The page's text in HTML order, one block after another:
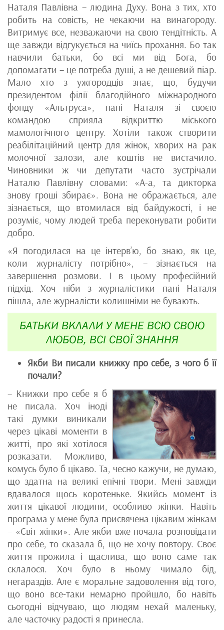
Наталя Павлівна – людина Духу. Вона з тих, хто
робить на совість, не чекаючи на винагороду.
Витримує все, незважаючи на свою тендітність. А
ще завжди відгукується на чиїсь прохання. Бо так
навчили батьки, бо всі ми від Бога, бо
допомагати – це потреба душі, а не дешевий піар.
Мало хто з ужгородців знає, що, будучи
президентом філії благодійного міжнародного
фонду «Альтруса», пані Наталя зі своєю
командою сприяла відкриттю міського
мамологічного центру. Хотіли також створити
реабілітаційний центр для жінок, хворих на рак
молочної залози, але коштів не вистачило.
Чиновники ж чи депутати часто зустрічали
Наталю Павлівну словами: «А-а, та дикторка
знову гроші збирає». Вона не ображається, але
зізнається, що втомилася від байдужості, і не
розуміє, чому людей треба переконувати робити
добро.
«Я погодилася на це інтерв’ю, бо знаю, як це,
коли журналісту потрібно», – зізнається на
завершення розмови. І в цьому професійний
підхід. Хоч ніби з журналістики пані Наталя
пішла, але журналісти колишніми не бувають.
БАТЬКИ ВКЛАЛИ У МЕНЕ ВСЮ СВОЮ
ЛЮБОВ, ВСІ СВОЇ ЗНАННЯ
Якби Ви писали книжку про себе, з чого б її
почали?
– Книжки про себе я б
не писала. Хоч іноді
такі думки виникали
через цікаві моменти в
житті, про які хотілося
розказати. Можливо,
комусь було б цікаво. Та, чесно кажучи, не думаю,
що здатна на великі епічні твори. Мені завжди
вдавалося щось коротеньке. Якийсь момент із
життя цікавої людини, особливо жінки. Навіть
програма у мене була присвячена цікавим жінкам
– «Світ жінки». Але якби вже почала розповідати
про себе, то сказала б, що не хочу повтору. Своє
життя прожила і щаслива, що воно саме так
склалося. Хоч було в ньому чимало бід,
негараздів. Але є моральне задоволення від того,
що воно все-таки немарно пройшло, бо навіть
сьогодні відчуваю, що людям нехай маленьку,
але часточку радості я принесла.